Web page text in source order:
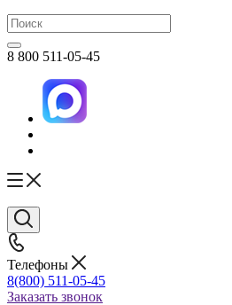
8 800 511-05-45
Телефоны
8(800) 511-05-45
Заказать звонок